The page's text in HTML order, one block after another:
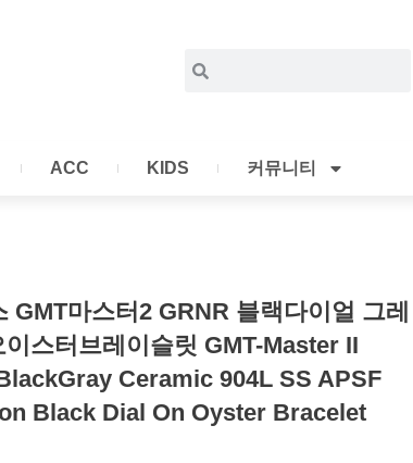
ACC KIDS 커뮤니티
GMT마스터2 GRNR 블랙다이얼 그레
스터브레이슬릿 GMT-Master II
Ceramic 904L SS APSF
Black Dial On Oyster Bracelet